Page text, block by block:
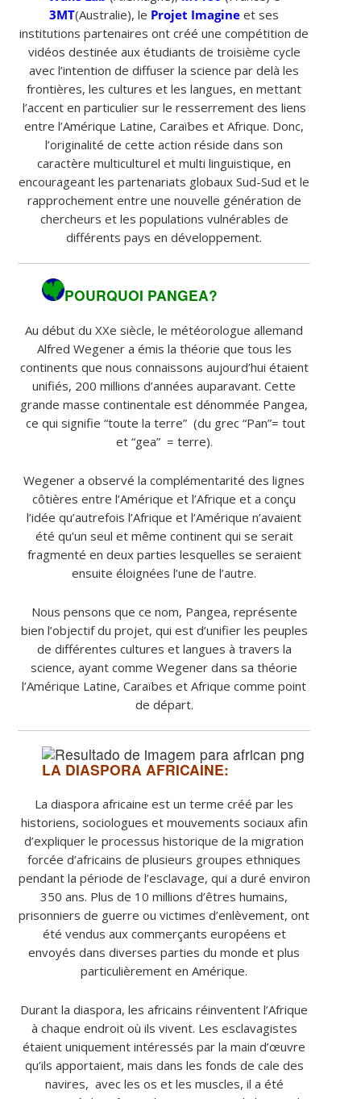
3MT(Australie), le Projet Imagine et ses
institutions partenaires ont créé une compétition de
vidéos destinée aux étudiants de troisième cycle
avec l’intention de diffuser la science par delà les
frontières, les cultures et les langues, en mettant
l’accent en particulier sur le resserrement des liens
entre l’Amérique Latine, Caraïbes et Afrique. Donc,
l’originalité de cette action réside dans son
caractère multiculturel et multi linguistique, en
encourageant les partenariats globaux Sud-Sud et le
rapprochement entre une nouvelle génération de
chercheurs et les populations vulnérables de
différents pays en développement.
POURQUOI PANGEA?
Au début du XXe siècle, le météorologue allemand
Alfred Wegener a émis la théorie que tous les
continents que nous connaissons aujourd’hui étaient
unifiés, 200 millions d’années auparavant. Cette
grande masse continentale est dénommée Pangea,
ce qui signifie “toute la terre” (du grec “Pan”= tout
et “gea” = terre).
Wegener a observé la complémentarité des lignes
côtières entre l’Amérique et l’Afrique et a conçu
l’idée qu’autrefois l’Afrique et l’Amérique n’avaient
été qu’un seul et même continent qui se serait
fragmenté en deux parties lesquelles se seraient
ensuite éloignées l’une de l’autre.
Nous pensons que ce nom, Pangea, représente
bien l’objectif du projet, qui est d’unifier les peuples
de différentes cultures et langues à travers la
science, ayant comme Wegener dans sa théorie
l’Amérique Latine, Caraïbes et Afrique comme point
de départ.
LA DIASPORA AFRICAINE:
La diaspora africaine est un terme créé par les
historiens, sociologues et mouvements sociaux afin
d’expliquer le processus historique de la migration
forcée d’africains de plusieurs groupes ethniques
pendant la période de l’esclavage, qui a duré environ
350 ans. Plus de 10 millions d’êtres humains,
prisonniers de guerre ou victimes d’enlèvement, ont
été vendus aux commerçants européens et
envoyés dans diverses parties du monde et plus
particulièrement en Amérique.
Durant la diaspora, les africains réinventent l’Afrique
à chaque endroit où ils vivent. Les esclavagistes
étaient uniquement intéressés par la main d’œuvre
qu’ils apportaient, mais dans les fonds de cale des
navires, avec les os et les muscles, il a été